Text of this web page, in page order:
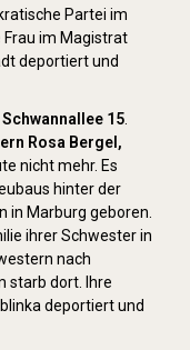
Partei im
im Magistrat
deportiert und
Schwannallee 15
Rosa Bergel,
nicht mehr. Es
hinter der
in Marburg geboren.
ihrer Schwester in
nach
starb dort. Ihre
deportiert und